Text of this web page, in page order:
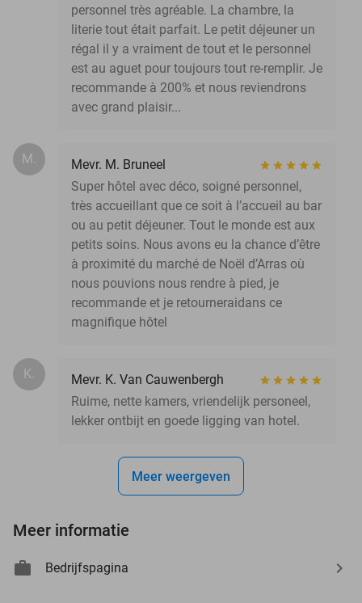
personnel très agréable. La chambre, la
literie tout était parfait. Le petit déjeuner un
régal il y a vraiment de tout et le personnel
est au aguet pour toujours tout re-remplir. Je
recommande à 200% et nous reviendrons
avec grand plaisir...
M.
Mevr. M. Bruneel
Super hôtel avec déco, soigné personnel,
très accueillant que ce soit à l’accueil au bar
ou au petit déjeuner. Tout le monde est aux
petits soins. Nous avons eu la chance d’être
à proximité du marché de Noël d’Arras où
nous pouvions nous rendre à pied, je
recommande et je retourneraidans ce
magnifique hôtel
K.
Mevr. K. Van Cauwenbergh
Ruime, nette kamers, vriendelijk personeel,
lekker ontbijt en goede ligging van hotel.
Meer weergeven
Meer informatie
Bedrijfspagina